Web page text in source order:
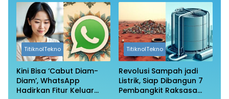
Aman?
TitiknolTekno
Kini Bisa ‘Cabut Diam-
Diam’, WhatsApp
Hadirkan Fitur Keluar
TitiknolTekno
Revolusi Sampah jadi
Listrik, Siap Dibangun 7
Pembangkit Raksasa